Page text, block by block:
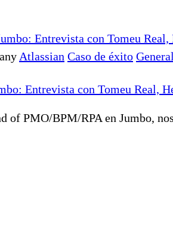
Atlassian Caso de éxito General
Entrevista con Tomeu Real,
of PMO/BPM/RPA en Jumbo,